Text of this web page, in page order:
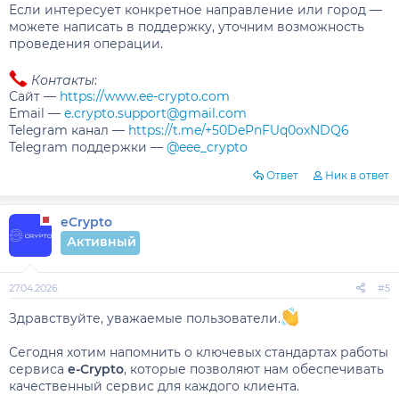
Если интересует конкретное направление или город —
можете написать в поддержку, уточним возможность
проведения операции.
Контакты:
Сайт — https://www.ee-crypto.com
Email — e.crypto.support@gmail.com
Telegram канал — https://t.me/+50DePnFUq0oxNDQ6
Telegram поддержки — @eee_crypto
Ответ Ник в ответ
eCrypto
Активный
27.04.2026 #5
Здравствуйте, уважаемые пользователи.
Сегодня хотим напомнить о ключевых стандартах работы
сервиса e-Crypto, которые позволяют нам обеспечивать
качественный сервис для каждого клиента.